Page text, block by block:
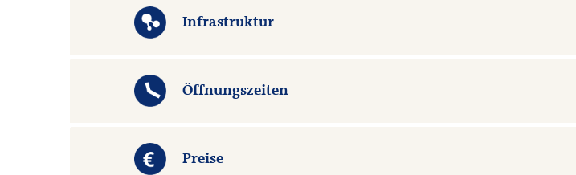
Infrastruktur
Öffnungszeiten
Preise